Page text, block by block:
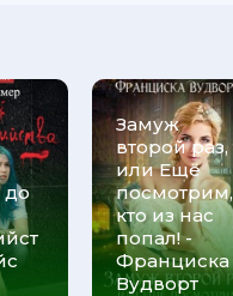
до
Замуж
второй раз,
или Ещё
посмотрим,
кто из нас
попал! -
Франциска
Вудворт
летать